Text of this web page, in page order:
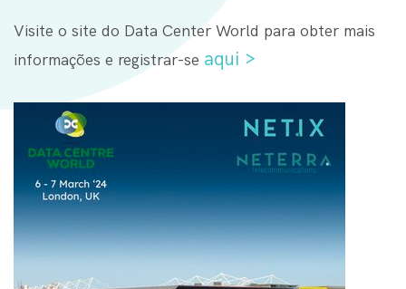
Visite o site do Data Center World para obter mais
informações e registrar-se aqui >